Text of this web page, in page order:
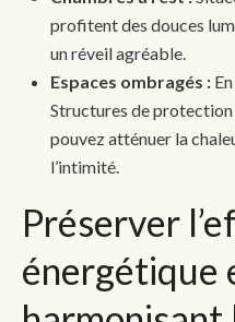
profitent des douces
un réveil agréable.
Espaces ombragés :
Structures de protection
pouvez atténuer la
l’intimité.
Préserver
énergétique